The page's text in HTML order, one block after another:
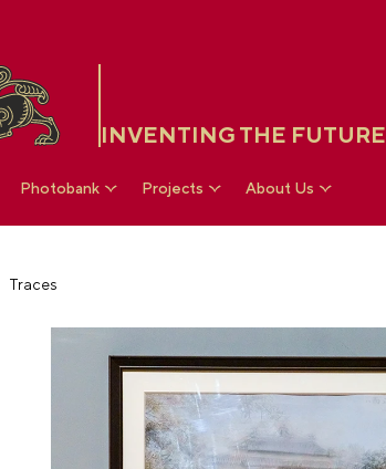
INVENTING THE FUTURE
Photobank Projects About Us
Traces